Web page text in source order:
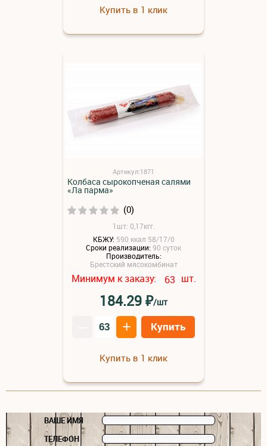
Купить в 1 клик
Артикул:1871
Колбаса сырокопченая салями
«Ла парма»
(0)
1шт: 0,17кгг.
КБЖУ: 590 ккал 58/17/0
Сроки реализации:90 суток
Производитель:
Брестский мясокомбинат
Минимум к заказу: 63 шт.
184.29₽/шт
+ Купить
Купить в 1 клик
ВАШЕ ИМЯ
ТЕЛЕФОН